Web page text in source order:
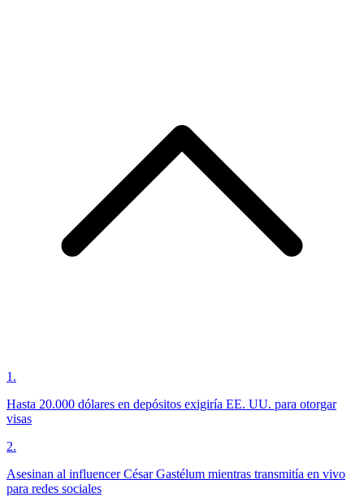
1.
Hasta 20.000 dólares en depósitos exigiría EE. UU. para otorgar
visas
2.
Asesinan al influencer César Gastélum mientras transmitía en vivo
para redes sociales